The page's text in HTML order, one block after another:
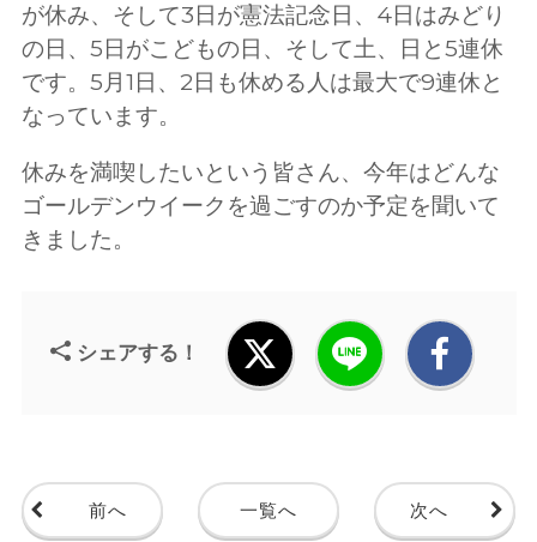
が休み、そして3日が憲法記念日、4日はみどり
の日、5日がこどもの日、そして土、日と5連休
です。5月1日、2日も休める人は最大で9連休と
なっています。
休みを満喫したいという皆さん、今年はどんな
ゴールデンウイークを過ごすのか予定を聞いて
きました。
シェアする！
前へ 一覧へ 次へ